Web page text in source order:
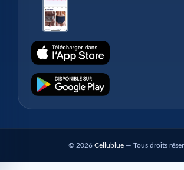
© 2026 Cellublue — Tous droits